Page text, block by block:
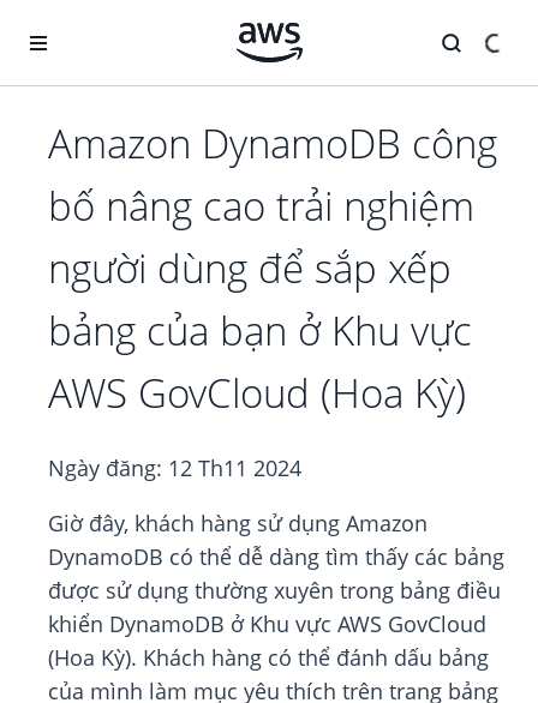
Amazon DynamoDB công
bố nâng cao trải nghiệm
người dùng để sắp xếp
bảng của bạn ở Khu vực
AWS GovCloud (Hoa Kỳ)
Ngày đăng: 12 Th11 2024
Giờ đây, khách hàng sử dụng Amazon
DynamoDB có thể dễ dàng tìm thấy các bảng
được sử dụng thường xuyên trong bảng điều
khiển DynamoDB ở Khu vực AWS GovCloud
(Hoa Kỳ). Khách hàng có thể đánh dấu bảng
của mình làm mục yêu thích trên trang bảng